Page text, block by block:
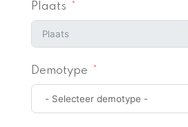
Plaats
Demotype